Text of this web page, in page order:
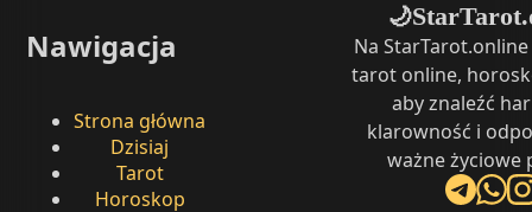
Nawigacja
Strona główna
Dzisiaj
Tarot
Horoskop
🌙
Na
tarot online,
aby znaleźć
klarowność i
ważne życiowe